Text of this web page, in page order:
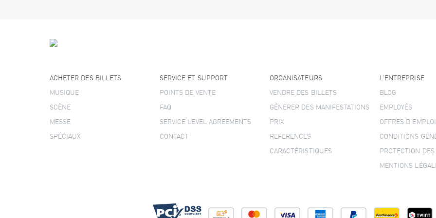
ACHETER DES BILLETS
MUSIQUE
SCÈNE
MESSE
SPÉCIAUX
SERVICE ET SUPPORT
POINTS DE VENTE
FAQ
SERVICE LEVEL AGREEMENTS
CONTACT
ORGANISATEURS
VENDRE DES BILLETS
GÉNERER DES MANIFESTATIONS
PRIX
REFERENCES
CARACTÉRISTIQUES
L’ENTREPRISE
BLOG
EMPLOYÉS
OFFRES D’EMPLOI
CONDITIONS
PROTECTION
MENTIONS